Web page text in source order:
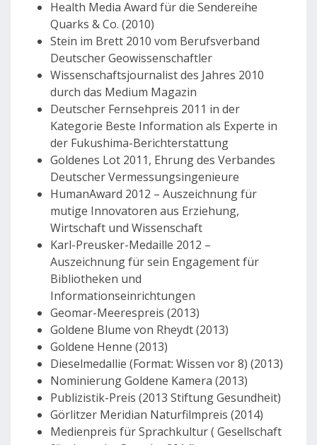
Health Media Award für die Sendereihe
Quarks & Co. (2010)
Stein im Brett 2010 vom Berufsverband
Deutscher Geowissenschaftler
Wissenschaftsjournalist des Jahres 2010
durch das Medium Magazin
Deutscher Fernsehpreis 2011 in der
Kategorie Beste Information als Experte in
der Fukushima-Berichterstattung
Goldenes Lot 2011, Ehrung des Verbandes
Deutscher Vermessungsingenieure
HumanAward 2012 – Auszeichnung für
mutige Innovatoren aus Erziehung,
Wirtschaft und Wissenschaft
Karl-Preusker-Medaille 2012 –
Auszeichnung für sein Engagement für
Bibliotheken und
Informationseinrichtungen
Geomar-Meerespreis (2013)
Goldene Blume von Rheydt (2013)
Goldene Henne (2013)
Dieselmedallie (Format: Wissen vor 8) (2013)
Nominierung Goldene Kamera (2013)
Publizistik-Preis (2013 Stiftung Gesundheit)
Görlitzer Meridian Naturfilmpreis (2014)
Medienpreis für Sprachkultur ( Gesellschaft